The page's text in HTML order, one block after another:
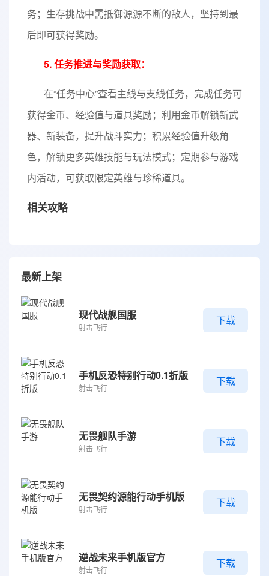
务；生存挑战中需抵御源源不断的敌人，坚持到最
后即可获得奖励。
5. 任务推进与奖励获取：
在“任务中心”查看主线与支线任务，完成任务可
获得金币、经验值与道具奖励；利用金币解锁新武
器、新装备，提升战斗实力；积累经验值升级角
色，解锁更多英雄技能与玩法模式；定期参与游戏
内活动，可获取限定英雄与珍稀道具。
相关攻略
最新上架
现代战舰国服
射击飞行
下载
手机反恐特别行动0.1折版
射击飞行
下载
无畏舰队手游
射击飞行
下载
无畏契约源能行动手机版
射击飞行
下载
逆战未来手机版官方
射击飞行
下载